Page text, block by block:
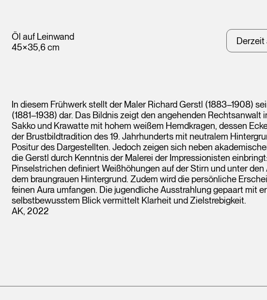
Öl auf Leinwand
45×35,6 cm
Derzeit
In diesem Frühwerk stellt der Maler Richard Gerstl (1883–1908)
(1881–1938) dar. Das Bildnis zeigt den angehenden
Sakko und Krawatte mit hohem weißem Hemdkragen, dessen
der Brustbildtradition des 19. Jahrhunderts mit neutralem
Positur des Dargestellten. Jedoch zeigen sich neben
die Gerstl durch Kenntnis der Malerei der Impressionisten
Pinselstrichen definiert Weißhöhungen auf der Stirn und unter
dem braungrauen Hintergrund. Zudem wird die persönliche
feinen Aura umfangen. Die jugendliche Ausstrahlung gepaart mit
selbstbewusstem Blick vermittelt Klarheit und Zielstrebigkeit.
AK, 2022